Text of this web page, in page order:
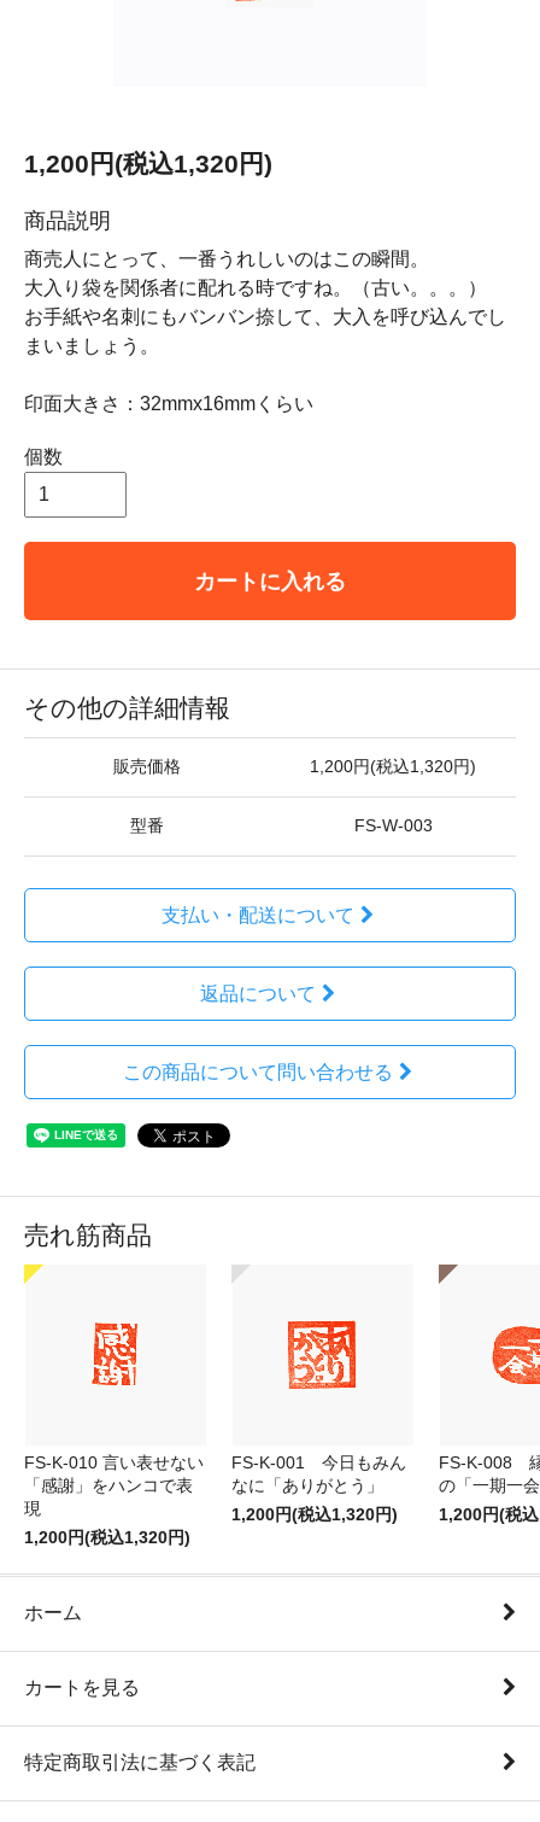
1,200円(税込1,320円)
商品説明
商売人にとって、一番うれしいのはこの瞬間。
大入り袋を関係者に配れる時ですね。（古い。。。）
お手紙や名刺にもバンバン捺して、大入を呼び込んでし
まいましょう。
印面大きさ：32mmx16mmくらい
個数
カートに入れる
その他の詳細情報
販売価格 1,200円(税込1,320円)
型番 FS-W-003
支払い・配送について
返品について
この商品について問い合わせる
売れ筋商品
FS-K-010 言い表せない
「感謝」をハンコで表
現
1,200円(税込1,320円)
FS-K-001 今日もみん
なに「ありがとう」
1,200円(税込1,320円)
FS-K-008
の「一期一
1,200円(税
ホーム
カートを見る
特定商取引法に基づく表記